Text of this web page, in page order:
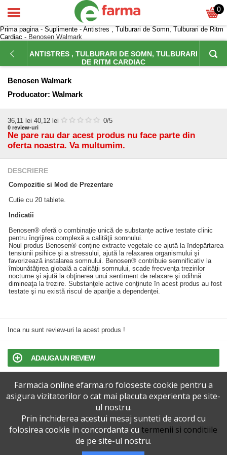
0
Prima pagina- Suplimente - Antistres , Tulburari de Somn, Tulburari de Ritm
Cardiac - Benosen Walmark
ANTISTRES , TULBURARI DE SOMN, TULBURARI
DE RITM CARDIAC
Benosen Walmark
Producator: Walmark
36,11 lei 40,12 lei 0/5
0 review-uri
Ne pare rau dar acest produs nu face parte din
oferta noastra. Va multumim.
DESCRIERE
Compozitie si Mod de Prezentare
Cutie cu 20 tablete.
Indicatii
Benosen® oferă o combinaţie unică de substanţe active testate clinic
pentru îngrijirea complexă a calităţii somnului.
Noul produs Benosen® conţine extracte vegetale ce ajută la îndepărtarea
tensiunii psihice şi a stressului, ajută la relaxarea organismului şi
favorizează instalarea somnului. Benosen® contribuie semnificativ la
îmbunătăţirea globală a calităţii somnului, scade frecvenţa trezirilor
nocturne şi ajută la obţinerea unui sentiment de relaxare şi odihnă
dimineaţa la trezire. Substanţele active conţinute în acest produs au fost
testate şi nu există riscul de apariţie a dependenţei.
Inca nu sunt review-uri la acest produs !
ADAUGA UN REVIEW
TERMENI SI CONDITII
POLITICA DE CONFIDENTIALITATE
VERSIUNEA DESKTOP
Farmacia online efarma.ro foloseste cookie pentru a
asigura vizitatorilor o cat mai placuta experienta pe site-
ul nostru.
Prin inchiderea acestui mesaj sunteti de acord cu
folosirea cookie in concordanta cu termenii si conditiile
de pe site-ul nostru.